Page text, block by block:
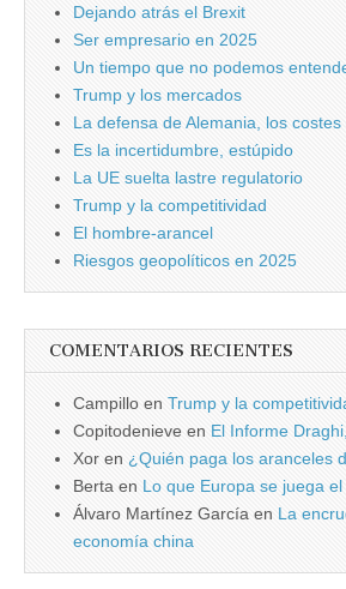
Dejando atrás el Brexit
Ser empresario en 2025
Un tiempo que no podemos
Trump y los mercados
La defensa de Alemania, los
Es la incertidumbre, estúpido
La UE suelta lastre regulatorio
Trump y la competitividad
El hombre-arancel
Riesgos geopolíticos en 2025
COMENTARIOS RECIENTES
Campillo en Trump y la
Copitodenieve en El Informe
Xor en ¿Quién paga los aranceles
Berta en Lo que Europa se juega
Álvaro Martínez García en La
economía china